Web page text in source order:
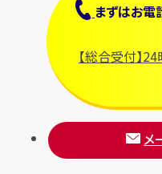
まずはお電
【総合受付】
メ